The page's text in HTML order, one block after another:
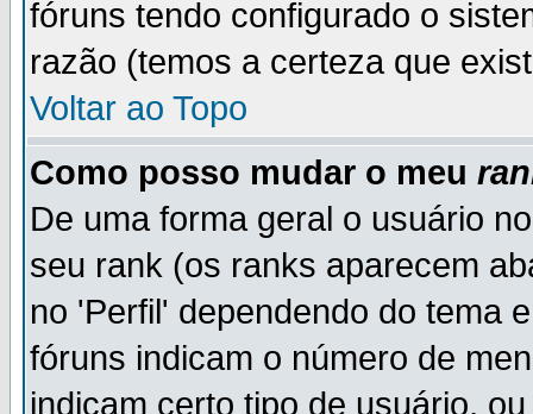
fóruns tendo configurado o
razão (temos a certeza que
Voltar ao Topo
Como posso mudar o meu
De uma forma geral o usuário
seu rank (os ranks aparecem
no 'Perfil' dependendo do tema
fóruns indicam o número de
indicam certo tipo de usuário,